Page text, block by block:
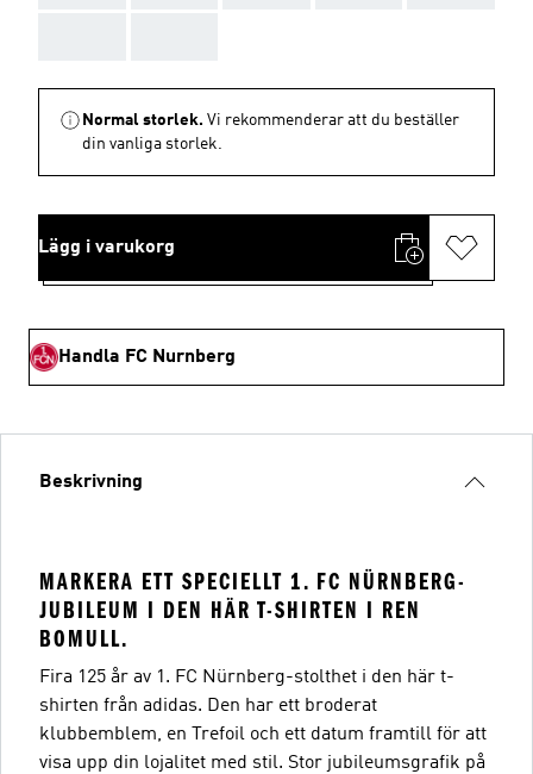
Normal storlek. Vi rekommenderar att du beställer
din vanliga storlek.
Lägg i varukorg
Handla FC Nurnberg
Beskrivning
MARKERA ETT SPECIELLT 1. FC NÜRNBERG-
JUBILEUM I DEN HÄR T-SHIRTEN I REN
BOMULL.
Fira 125 år av 1. FC Nürnberg-stolthet i den här t-
shirten från adidas. Den har ett broderat
klubbemblem, en Trefoil och ett datum framtill för att
visa upp din lojalitet med stil. Stor jubileumsgrafik på